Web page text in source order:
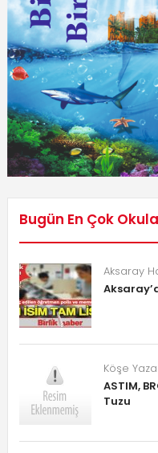
Bugün En Çok
Aksaray
Köşe
ASTIM,
Tuzu